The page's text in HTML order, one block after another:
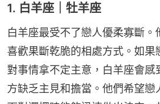
1. 白羊座｜牡羊座
白羊座最受不了戀人優柔寡斷。
喜歡果斷乾脆的相處方式。如果
對事情拿不定主意，白羊座會感
方缺乏主見和擔當。他們希望戀